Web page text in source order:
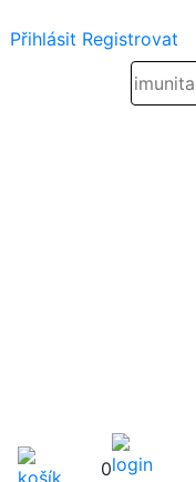
Přihlásit Registrovat
0